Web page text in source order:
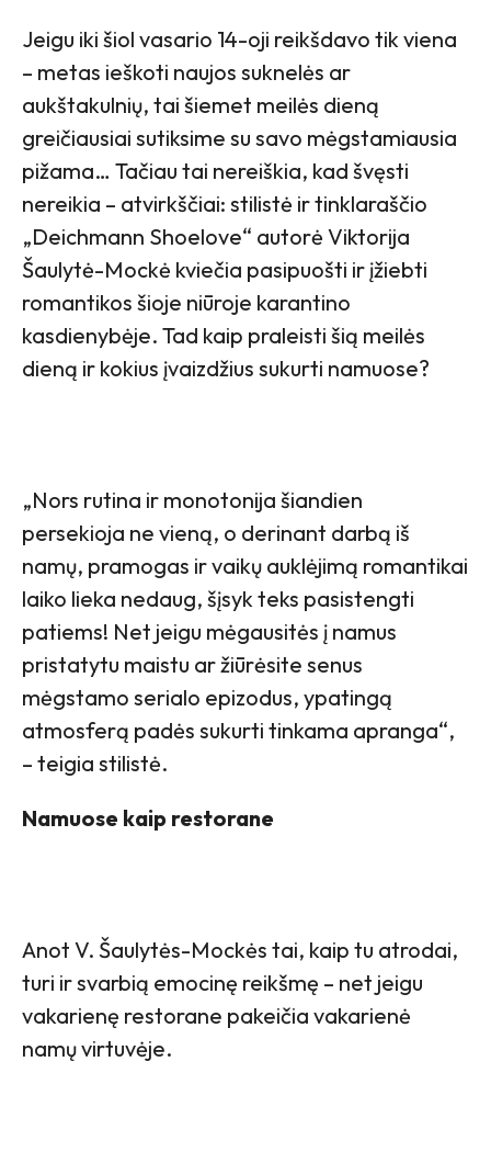
Jeigu iki šiol vasario 14-oji reikšdavo tik viena
– metas ieškoti naujos suknelės ar
aukštakulnių, tai šiemet meilės dieną
greičiausiai sutiksime su savo mėgstamiausia
pižama… Tačiau tai nereiškia, kad švęsti
nereikia – atvirkščiai: stilistė ir tinklaraščio
„Deichmann Shoelove“ autorė Viktorija
Šaulytė-Mockė kviečia pasipuošti ir įžiebti
romantikos šioje niūroje karantino
kasdienybėje. Tad kaip praleisti šią meilės
dieną ir kokius įvaizdžius sukurti namuose?
„Nors rutina ir monotonija šiandien
persekioja ne vieną, o derinant darbą iš
namų, pramogas ir vaikų auklėjimą romantikai
laiko lieka nedaug, šįsyk teks pasistengti
patiems! Net jeigu mėgausitės į namus
pristatytu maistu ar žiūrėsite senus
mėgstamo serialo epizodus, ypatingą
atmosferą padės sukurti tinkama apranga“,
– teigia stilistė.
Namuose kaip restorane
Anot V. Šaulytės-Mockės tai, kaip tu atrodai,
turi ir svarbią emocinę reikšmę – net jeigu
vakarienę restorane pakeičia vakarienė
namų virtuvėje.